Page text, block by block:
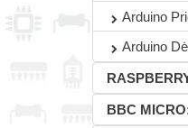
Arduino
Arduino
BBC